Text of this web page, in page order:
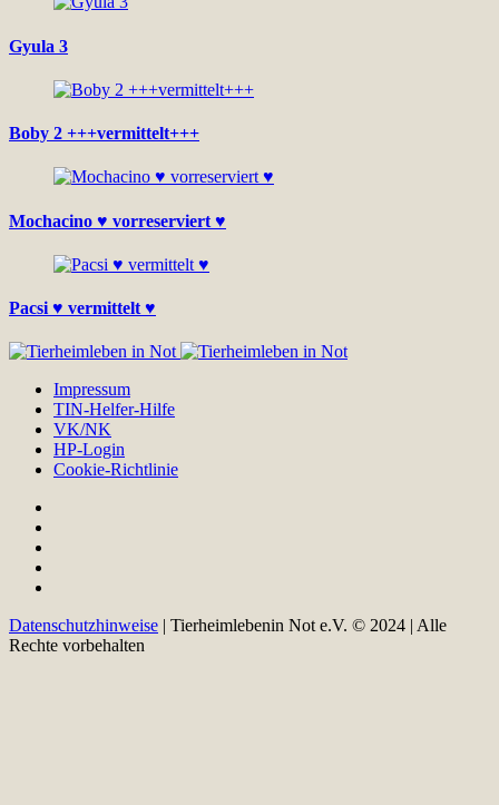
Gyula 3
Boby 2 +++vermittelt+++
Mochacino ♥ vorreserviert ♥
Pacsi ♥ vermittelt ♥
Impressum
TIN-Helfer-Hilfe
VK/NK
HP-Login
Cookie-Richtlinie
Datenschutzhinweise | Tierheimlebenin Not e.V. © 2024 | Alle
Rechte vorbehalten